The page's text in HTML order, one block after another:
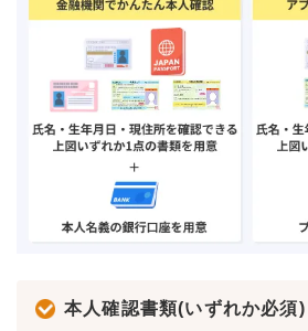
本人確認書類(いずれか必須)